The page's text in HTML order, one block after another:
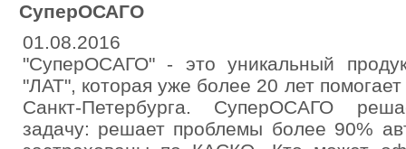
СуперОСАГО
01.08.2016
"СуперОСАГО" - это уникальный
"ЛАТ", которая уже более 20 лет
Санкт-Петербурга. СуперОСАГО
задачу: решает проблемы более 90%